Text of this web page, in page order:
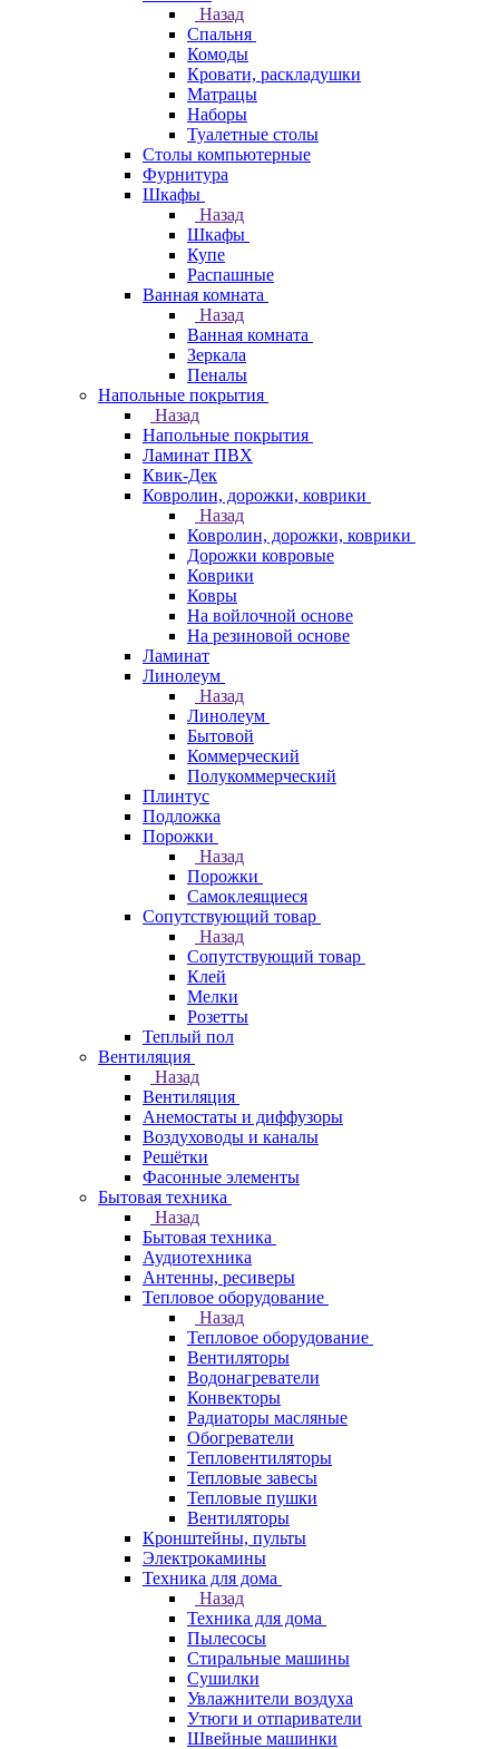
Назад
Спальня
Комоды
Кровати, раскладушки
Матрацы
Наборы
Туалетные столы
Столы компьютерные
Фурнитура
Шкафы
Назад
Шкафы
Купе
Распашные
Ванная комната
Назад
Ванная комната
Зеркала
Пеналы
Напольные покрытия
Назад
Напольные покрытия
Ламинат ПВХ
Квик-Дек
Ковролин, дорожки, коврики
Назад
Ковролин, дорожки, коврики
Дорожки ковровые
Коврики
Ковры
На войлочной основе
На резиновой основе
Ламинат
Линолеум
Назад
Линолеум
Бытовой
Коммерческий
Полукоммерческий
Плинтус
Подложка
Порожки
Назад
Порожки
Самоклеящиеся
Сопутствующий товар
Назад
Сопутствующий товар
Клей
Мелки
Розетты
Теплый пол
Вентиляция
Назад
Вентиляция
Анемостаты и диффузоры
Воздуховоды и каналы
Решётки
Фасонные элементы
Бытовая техника
Назад
Бытовая техника
Аудиотехника
Антенны, ресиверы
Тепловое оборудование
Назад
Тепловое оборудование
Вентиляторы
Водонагреватели
Конвекторы
Радиаторы масляные
Обогреватели
Тепловентиляторы
Тепловые завесы
Тепловые пушки
Вентиляторы
Кронштейны, пульты
Электрокамины
Техника для дома
Назад
Техника для дома
Пылесосы
Стиральные машины
Сушилки
Увлажнители воздуха
Утюги и отпариватели
Швейные машинки